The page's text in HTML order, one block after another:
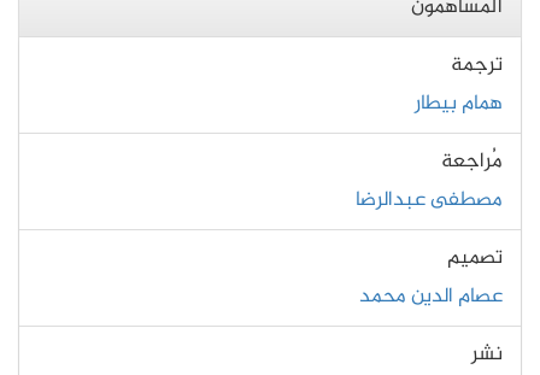
المساهمون
ترجمة
همام بيطار
مُراجعة
مصطفى عبدالرضا
تصميم
عصام الدين محمد
نشر